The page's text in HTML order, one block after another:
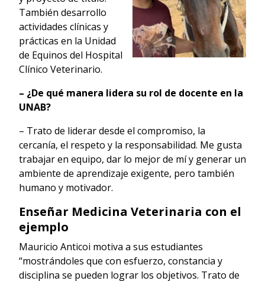
También desarrollo
actividades clínicas y
prácticas en la Unidad
de Equinos del Hospital
Clínico Veterinario.
– ¿De qué manera lidera su rol de docente en la
UNAB?
– Trato de liderar desde el compromiso, la
cercanía, el respeto y la responsabilidad. Me gusta
trabajar en equipo, dar lo mejor de mí y generar un
ambiente de aprendizaje exigente, pero también
humano y motivador.
Enseñar Medicina Veterinaria con el
ejemplo
Mauricio Anticoi motiva a sus estudiantes
“mostrándoles que con esfuerzo, constancia y
disciplina se pueden lograr los objetivos. Trato de